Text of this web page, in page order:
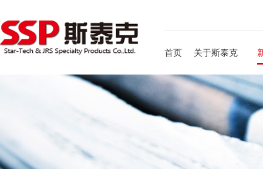
首页 关于斯泰克